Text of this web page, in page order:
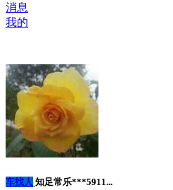
消息
我的
车找人 知足常乐***5911...